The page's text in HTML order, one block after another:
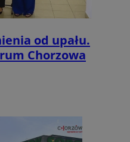
od upału.
Chorzowa